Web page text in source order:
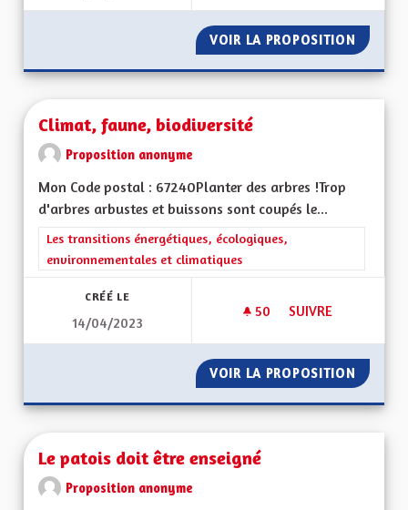
VOIR LA PROPOSITION
Climat, faune, biodiversité
Proposition anonyme
Mon Code postal : 67240Planter des arbres !Trop
d'arbres arbustes et buissons sont coupés le...
Filtrer les résultats de la catégorie : Les transitions
Les transitions énergétiques, écologiques,
environnementales et climatiques
CRÉÉ LE
14/04/2023
50 50 ABONNÉS
SUIVRE
VOIR LA PROPOSITION
Le patois doit être enseigné
Proposition anonyme